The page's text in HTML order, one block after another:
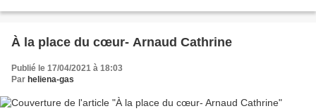
À la place du cœur- Arnaud Cathrine
Publié le 17/04/2021 à 18:03
Par heliena-gas